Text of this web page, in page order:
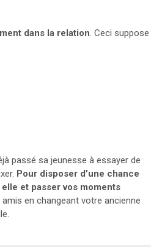
dans la relation. Ceci suppose
passé sa jeunesse à essayer de
Pour disposer d’une chance
et passer vos moments
en changeant votre ancienne